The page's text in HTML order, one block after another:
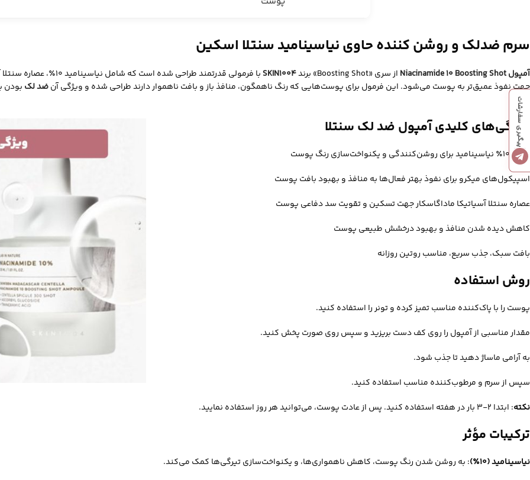
سرم ضدلک و روشن کننده حاوی نیاسینامید سنتلا اسکین
آمپول Niacinamide 10 Boosting Shot از سری «Boosting Shot» برند SKIN1004
با فرمولی قدرتمند
جهت نفوذ عمیق‌تر به پوست می‌شود. این فرمول برای پوست‌هایی که رنگ ناهمگون، منافذ باز و بافت ناهموار دارند طراحی شده و ویژگی آنضد لک بودن
است.
ویژگی‌های کلیدی آمپول ضد لک سنتلا
حاوی 10٪ نیاسینامید برای روشن‌کنندگی و یکنواخت‌سازی رنگ پوست
اسپیکول‌های میکرو برای نفوذ بهتر فعال‌ها به منافذ و بهبود بافت پوست
عصاره سنتلا آسیاتیکا ماداگاسکار جهت تسکین و تقویت سد دفاعی پوست
کاهش دیده شدن منافذ و بهبود درخشش طبیعی پوست
بافت سبک، جذب سریع، مناسب روتین روزانه
روش استفاده
پوست را با پاک‌کننده مناسب تمیز کرده و تونر را استفاده کنید.
مقدار مناسبی از آمپول را روی کف دست بریزید و سپس روی صورت پخش کنید.
به آرامی ماساژ دهید تا جذب شود.
سپس از سرم و مرطوب‌کننده مناسب استفاده کنید.
نکته: ابتدا ۲-۳ بار در هفته استفاده کنید. پس از عادت پوست، می‌توانید هر روز استفاده نمایید.
ترکیبات مؤثر
نیاسینامید (۱۰٪)
: به روشن شدن رنگ پوست، کاهش ناهمواری‌ها، و یکنواخت‌سازی تیرگی‌ها کمک می‌کند.
پیگیری سفارشات